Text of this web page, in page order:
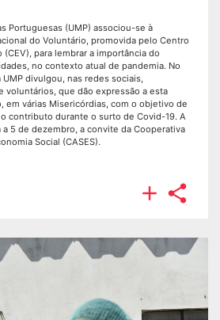
Portuguesas (UMP) associou-se à
do Voluntário, promovida pelo Centro
para lembrar a importância do
no contexto atual de pandemia. No
divulgou, nas redes sociais,
voluntários, que dão expressão a esta
em várias Misericórdias, com o objetivo de
contributo durante o surto de Covid-19. A
5 de dezembro, a convite da Cooperativa
Social (CASES).
 